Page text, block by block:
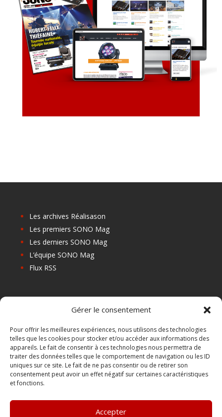
Gérer le consentement
Pour offrir les meilleures expériences, nous utilisons des technologies
telles que les cookies pour stocker et/ou accéder aux informations des
appareils. Le fait de consentir à ces technologies nous permettra de
traiter des données telles que le comportement de navigation ou les ID
uniques sur ce site. Le fait de ne pas consentir ou de retirer son
consentement peut avoir un effet négatif sur certaines caractéristiques
et fonctions.
Accepter
Les archives Réalisason
Les premiers SONO Mag
Les derniers SONO Mag
L’équipe SONO Mag
Flux RSS
Les Centres de Formation
Les Points Relais
Localiser Point Relais
Mon Compte
FAQ
Contact